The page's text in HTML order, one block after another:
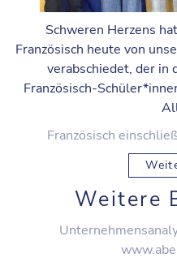
Schweren Herzens
Französisch heute von
verabschiedet, der in
Französisch-
Französisch
Weitere